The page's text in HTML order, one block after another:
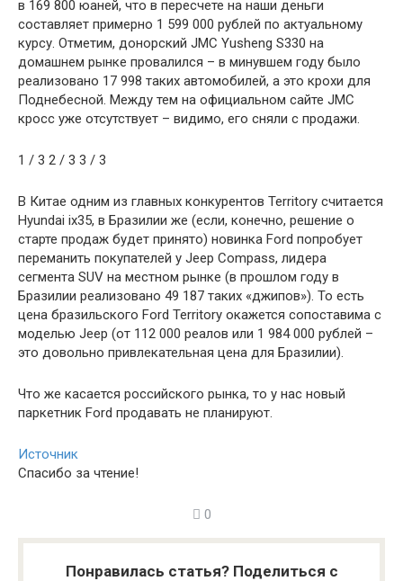
в 169 800 юаней, что в пересчете на наши деньги
составляет примерно 1 599 000 рублей по актуальному
курсу. Отметим, донорский JMC Yusheng S330 на
домашнем рынке провалился – в минувшем году было
реализовано 17 998 таких автомобилей, а это крохи для
Поднебесной. Между тем на официальном сайте JMC
кросс уже отсутствует – видимо, его сняли с продажи.
1 / 3 2 / 3 3 / 3
В Китае одним из главных конкурентов Territory считается
Hyundai ix35, в Бразилии же (если, конечно, решение о
старте продаж будет принято) новинка Ford попробует
переманить покупателей у Jeep Compass, лидера
сегмента SUV на местном рынке (в прошлом году в
Бразилии реализовано 49 187 таких «джипов»). То есть
цена бразильского Ford Territory окажется сопоставима с
моделью Jeep (от 112 000 реалов или 1 984 000 рублей –
это довольно привлекательная цена для Бразилии).
Что же касается российского рынка, то у нас новый
паркетник Ford продавать не планируют.
Источник
Спасибо за чтение!
0
Понравилась статья? Поделиться с